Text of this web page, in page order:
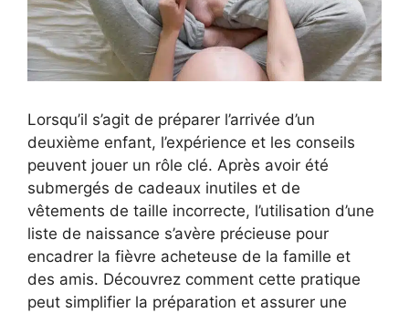
Lorsqu’il s’agit de préparer l’arrivée d’un
deuxième enfant, l’expérience et les conseils
peuvent jouer un rôle clé. Après avoir été
submergés de cadeaux inutiles et de
vêtements de taille incorrecte, l’utilisation d’une
liste de naissance s’avère précieuse pour
encadrer la fièvre acheteuse de la famille et
des amis. Découvrez comment cette pratique
peut simplifier la préparation et assurer une